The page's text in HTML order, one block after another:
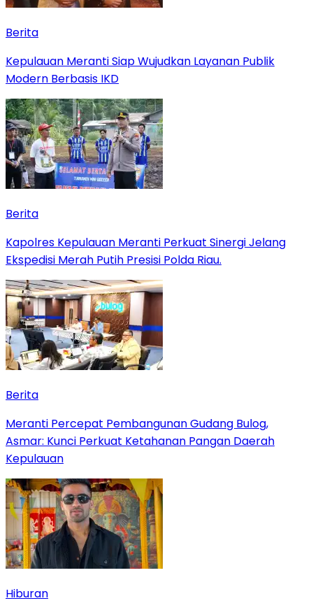
Berita
Kepulauan Meranti Siap Wujudkan Layanan Publik
Modern Berbasis IKD
Berita
Kapolres Kepulauan Meranti Perkuat Sinergi Jelang
Ekspedisi Merah Putih Presisi Polda Riau.
Berita
Meranti Percepat Pembangunan Gudang Bulog,
Asmar: Kunci Perkuat Ketahanan Pangan Daerah
Kepulauan
Hiburan